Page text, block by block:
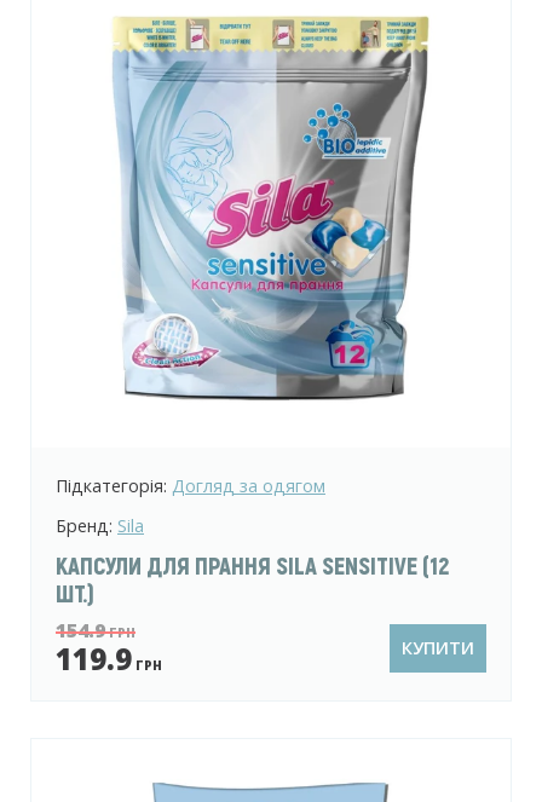
Підкатегорія: Догляд за одягом
Бренд: Sila
КАПСУЛИ ДЛЯ ПРАННЯ SILA SENSITIVE (12
ШТ.)
154.9ГРН
119.9 ГРН
КУПИТИ